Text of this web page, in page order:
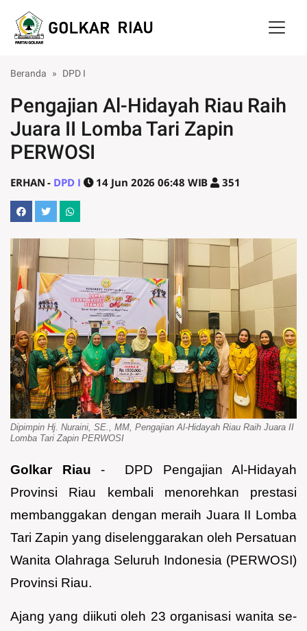
Skip to main content
Beranda DPD I
Pengajian Al-Hidayah Riau Raih
Juara II Lomba Tari Zapin
PERWOSI
ERHAN - DPD I 14 Jun 2026 06:48 WIB 351
Dipimpin Hj. Nuraini, SE., MM, Pengajian Al-Hidayah Riau Raih Juara II
Lomba Tari Zapin PERWOSI
Golkar Riau - DPD Pengajian Al-Hidayah
Provinsi Riau kembali menorehkan prestasi
membanggakan dengan meraih Juara II Lomba
Tari Zapin yang diselenggarakan oleh Persatuan
Wanita Olahraga Seluruh Indonesia (PERWOSI)
Provinsi Riau.
Ajang yang diikuti oleh 23 organisasi wanita se-